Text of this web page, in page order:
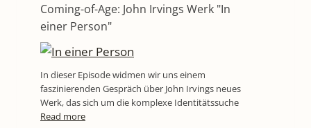
Coming-of-Age: John Irvings Werk "In
einer Person"
In dieser Episode widmen wir uns einem
faszinierenden Gespräch über John Irvings neues
Werk, das sich um die komplexe Identitätssuche
Read more